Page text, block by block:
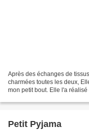
Après des échanges de
charmées toutes les deux,
mon petit bout. Elle l'a
Petit Pyjama